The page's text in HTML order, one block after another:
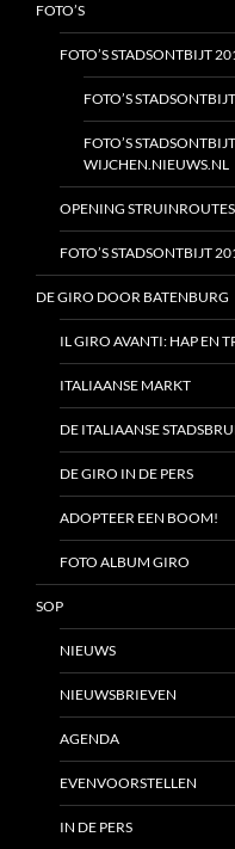
FOTO’S
FOTO’S STADSONTBIJT
FOTO’S
FOTO’S
WIJCHEN.NIEUWS.NL
OPENING
FOTO’S STADSONTBIJT
DE GIRO DOOR BATENBURG
IL GIRO AVANTI: HAP EN
ITALIAANSE MARKT
DE ITALIAANSE
DE GIRO IN DE PERS
ADOPTEER EEN BOOM!
FOTO ALBUM GIRO
SOP
NIEUWS
NIEUWSBRIEVEN
AGENDA
EVENVOORSTELLEN
IN DE PERS